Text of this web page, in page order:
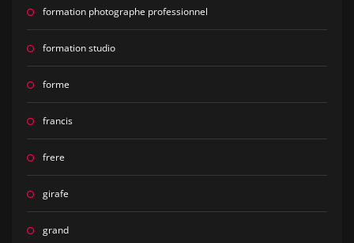
formation photographe professionnel
formation studio
forme
francis
frere
girafe
grand